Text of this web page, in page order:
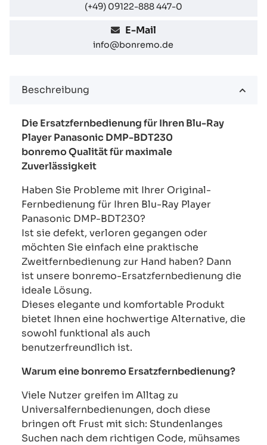
(+49) 09122-888 447-0
E-Mail
info@bonremo.de
Beschreibung
Die Ersatzfernbedienung für Ihren Blu-Ray
Player Panasonic DMP-BDT230
bonremo Qualität für maximale
Zuverlässigkeit
Haben Sie Probleme mit Ihrer Original-
Fernbedienung für Ihren Blu-Ray Player
Panasonic DMP-BDT230?
Ist sie defekt, verloren gegangen oder
möchten Sie einfach eine praktische
Zweitfernbedienung zur Hand haben? Dann
ist unsere bonremo-Ersatzfernbedienung die
ideale Lösung.
Dieses elegante und komfortable Produkt
bietet Ihnen eine hochwertige Alternative, die
sowohl funktional als auch
benutzerfreundlich ist.
Warum eine bonremo Ersatzfernbedienung?
Viele Nutzer greifen im Alltag zu
Universalfernbedienungen, doch diese
bringen oft Frust mit sich: Stundenlanges
Suchen nach dem richtigen Code, mühsames